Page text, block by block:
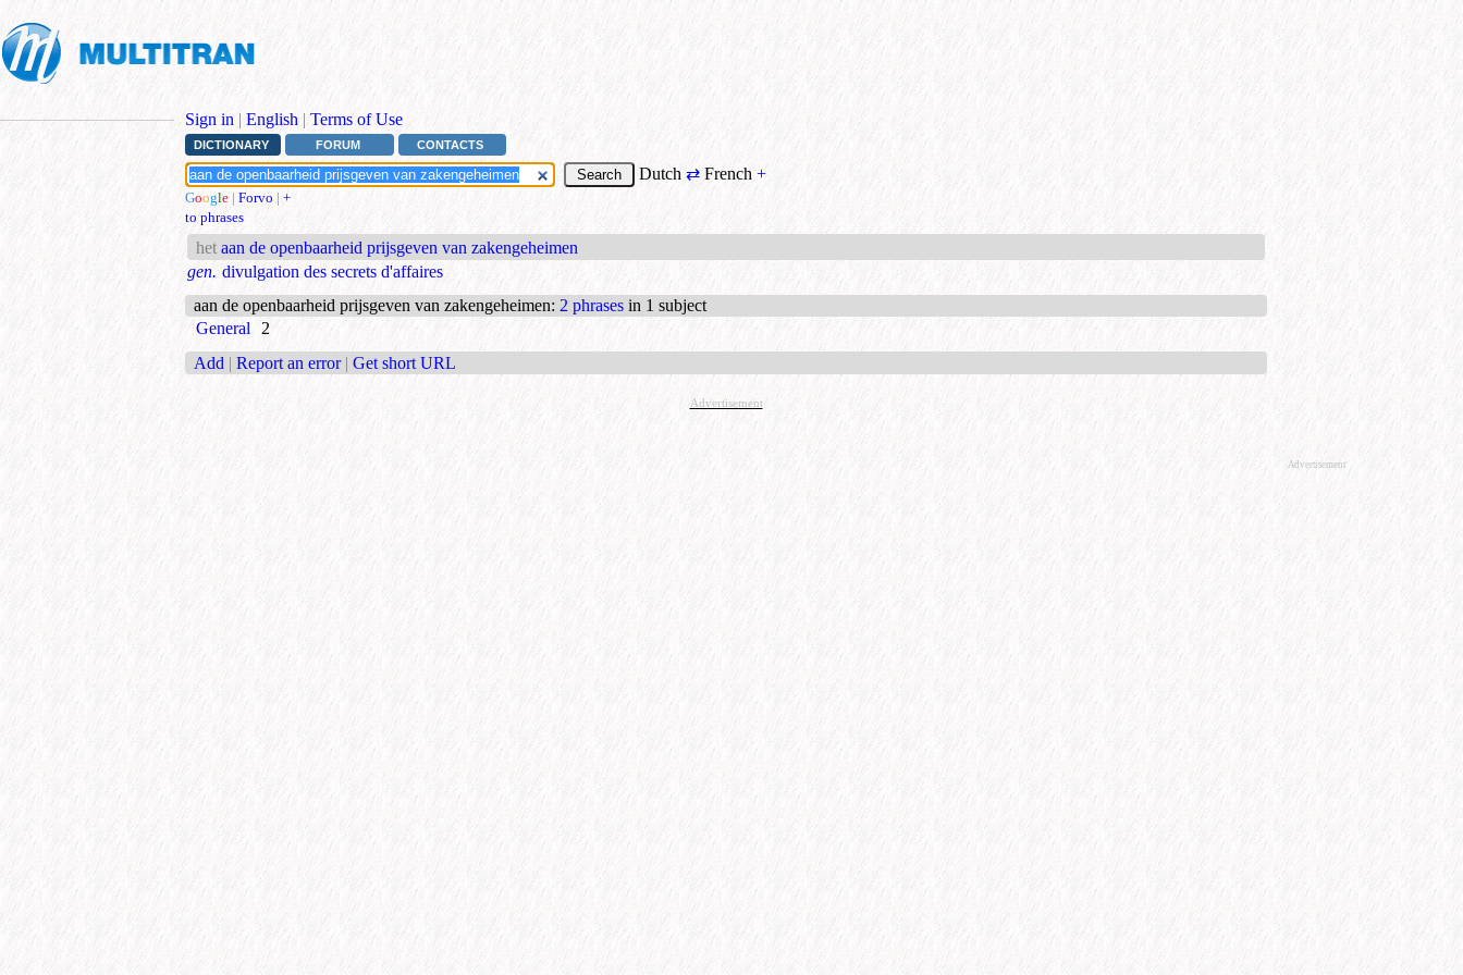
Sign in | English | Terms of Use
DICTIONARY FORUM CONTACTS
Dutch⇄ French +
Google | Forvo | +
to phrases
het aan de openbaarheid prijsgeven van zakengeheimen
gen. divulgation des secrets d'affaires
aan de openbaarheid prijsgeven van zakengeheimen: 2 phrases in 1 subject
General
2
Add | Report an error | Get short URL
Advertisement
Advertisement